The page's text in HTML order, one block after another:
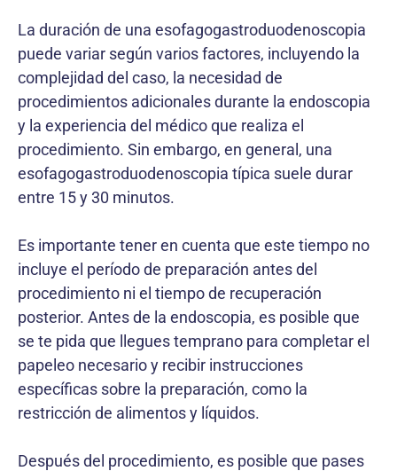
La duración de una esofagogastroduodenoscopia
puede variar según varios factores, incluyendo la
complejidad del caso, la necesidad de
procedimientos adicionales durante la endoscopia
y la experiencia del médico que realiza el
procedimiento. Sin embargo, en general, una
esofagogastroduodenoscopia típica suele durar
entre 15 y 30 minutos.
Es importante tener en cuenta que este tiempo no
incluye el período de preparación antes del
procedimiento ni el tiempo de recuperación
posterior. Antes de la endoscopia, es posible que
se te pida que llegues temprano para completar el
papeleo necesario y recibir instrucciones
específicas sobre la preparación, como la
restricción de alimentos y líquidos.
Después del procedimiento, es posible que pases